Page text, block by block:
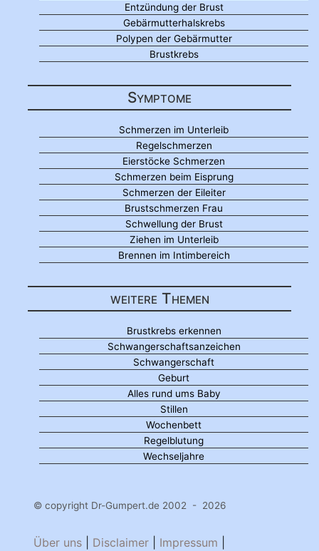
Entzündung der Brust
Gebärmutterhalskrebs
Polypen der Gebärmutter
Brustkrebs
Symptome
Schmerzen im Unterleib
Regelschmerzen
Eierstöcke Schmerzen
Schmerzen beim Eisprung
Schmerzen der Eileiter
Brustschmerzen Frau
Schwellung der Brust
Ziehen im Unterleib
Brennen im Intimbereich
weitere Themen
Brustkrebs erkennen
Schwangerschaftsanzeichen
Schwangerschaft
Geburt
Alles rund ums Baby
Stillen
Wochenbett
Regelblutung
Wechseljahre
© copyright Dr-Gumpert.de 2002 - 2026
Über uns Disclaimer Impressum